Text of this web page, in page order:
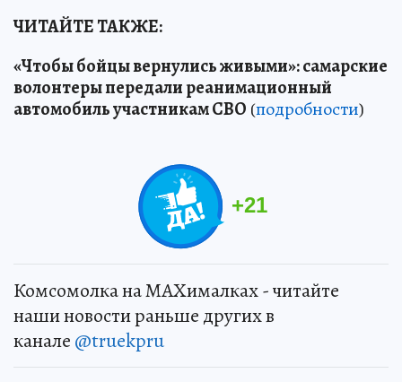
ЧИТАЙТЕ ТАКЖЕ:
«Чтобы бойцы вернулись живыми»: самарские
волонтеры передали реанимационный
автомобиль участникам СВО (подробности)
+21
Комсомолка на MAXималках - читайте
наши новости раньше других в
канале @truekpru